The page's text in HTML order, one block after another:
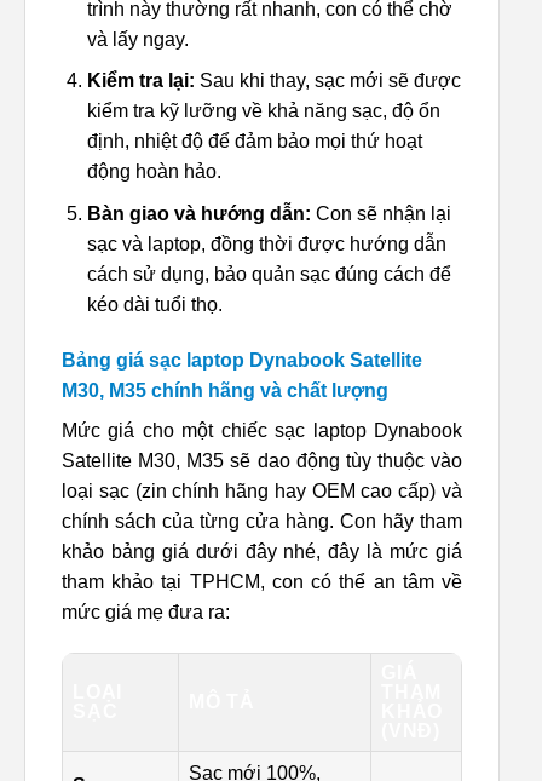
trình này thường rất nhanh, con có thể chờ
và lấy ngay.
Kiểm tra lại: Sau khi thay, sạc mới sẽ được
kiểm tra kỹ lưỡng về khả năng sạc, độ ổn
định, nhiệt độ để đảm bảo mọi thứ hoạt
động hoàn hảo.
Bàn giao và hướng dẫn: Con sẽ nhận lại
sạc và laptop, đồng thời được hướng dẫn
cách sử dụng, bảo quản sạc đúng cách để
kéo dài tuổi thọ.
Bảng giá sạc laptop Dynabook Satellite
M30, M35 chính hãng và chất lượng
Mức giá cho một chiếc sạc laptop Dynabook
Satellite M30, M35 sẽ dao động tùy thuộc vào
loại sạc (zin chính hãng hay OEM cao cấp) và
chính sách của từng cửa hàng. Con hãy tham
khảo bảng giá dưới đây nhé, đây là mức giá
tham khảo tại TPHCM, con có thể an tâm về
mức giá mẹ đưa ra:
Sạc mới 100%,